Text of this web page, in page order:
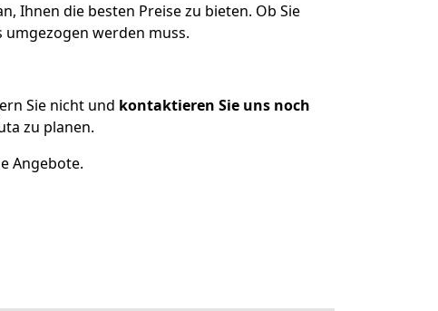
Ihnen die besten Preise zu bieten. Ob Sie
umgezogen werden muss.
Sie nicht und kontaktieren Sie uns noch
zu planen.
Angebote.